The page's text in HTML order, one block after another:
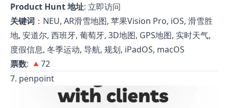
Product Hunt 地址: 立即访问
关键词 ：NEU, AR滑雪地图, 苹果Vision Pro, iOS, 滑雪胜
地, 安道尔, 西班牙, 葡萄牙, 3D地图, GPS地图, 实时天气,
度假信息, 冬季运动, 导航, 规划, iPadOS, macOS
票数: 🔺72
7. penpoint